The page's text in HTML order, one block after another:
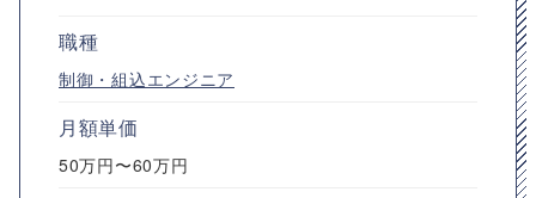
職種
制御・組込エンジニア
月額単価
50万円〜60万円